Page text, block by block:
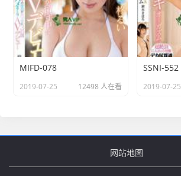
MIFD-078
2019-07-25 12498 人在看
SSNI-552
2019-07-25
网站地图